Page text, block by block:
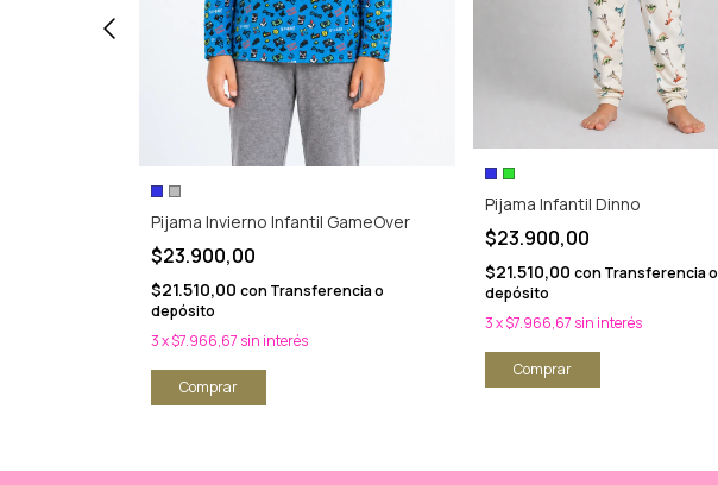
Pijama Invierno Infantil GameOver
$23.900,00
$21.510,00 con Transferencia o
depósito
3x$7.966,67 sin interés
Comprar
Pijama Infantil Dinno
$23.900,00
$21.510,00con Transferencia o
depósito
3x$7.966,67 sin interés
Comprar